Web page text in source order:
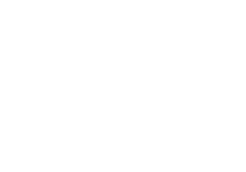
তিনি ছিলেন পুলিশের একজন বড়ো কর্তা।
থেকে বিএ এবং কলকাতা বিশ্ববিদ্যালয় থেকে